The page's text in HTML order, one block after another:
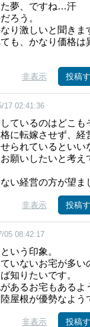
夢、ですね…汗
ろう。
り激しいと聞きま
も、かなり価格は
非表示 投稿
17 02:41:36
ているのはどこも
に転嫁させず、経
られているといい
願いしたいと考え
い経営の方が望ま
非表示 投稿
05 08:42:17
いう印象。
いないお宅が多い
知りたいです。
あるお宅もあるよ
屋根が優勢なよう
非表示 投稿